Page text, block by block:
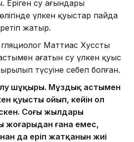
су ағындары
үлкен қуыстар пайда
жатыр.
Маттиас Хусстың
ағатын су үлкен қуыс
түсуіне себеп болған.
шұңқыры. Мұздық астымен
қуысты ойып, кейін ол
Соңғы жылдары
жоғарыдан ғана емес,
да еріп жатқанын жиі